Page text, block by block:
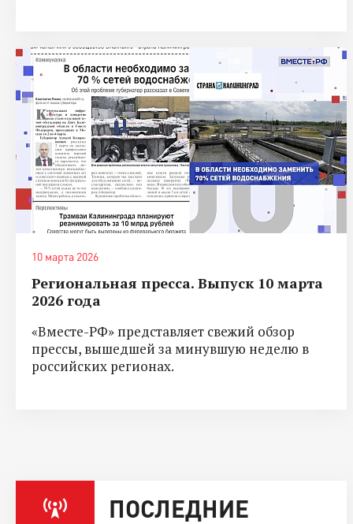
10 марта 2026
Региональная пресса. Выпуск 10 марта
2026 года
«Вместе-РФ» представляет свежий обзор
прессы, вышедшей за минувшую неделю в
российских регионах.
ПОСЛЕДНИЕ